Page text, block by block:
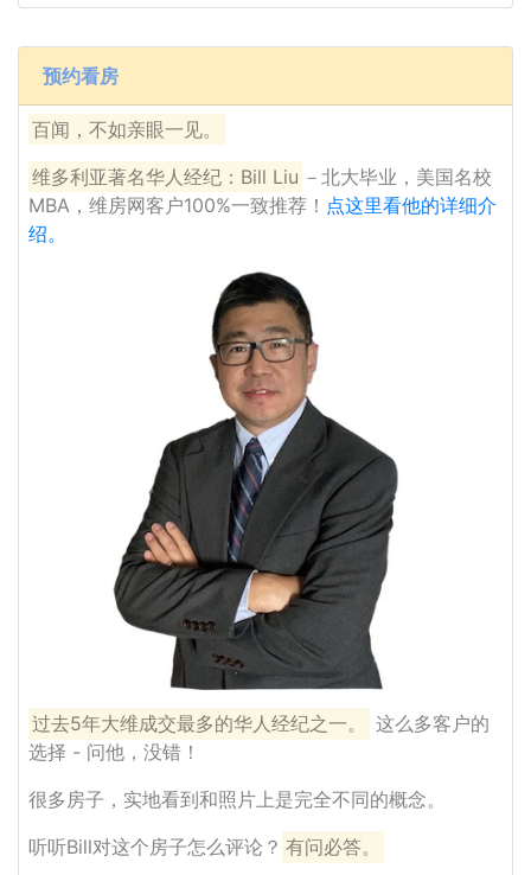
预约看房
百闻，不如亲眼一见。
维多利亚著名华人经纪：Bill Liu －北大毕业，美国名校
MBA，维房网客户100%一致推荐！ 点这里看他的详细介
绍。
过去5年大维成交最多的华人经纪之一。
这么多客户的
选择 - 问他，没错！
很多房子，实地看到和照片上是完全不同的概念。
听听Bill对这个房子怎么评论？ 有问必答。